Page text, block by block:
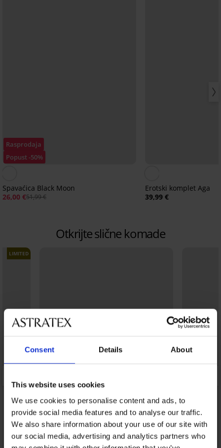
Consent Details About
This website uses cookies
We use cookies to personalise content and ads, to
provide social media features and to analyse our traffic.
We also share information about your use of our site with
our social media, advertising and analytics partners who
Rasprodaja
Popust -50%
Spavaćica Black Moon
26,00 €51,99 €
Erotski komplet Aga
39,99 €
Otkrijte slične komade
LIMITED